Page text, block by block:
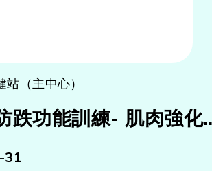
（主中心）
跌功能訓練- 肌肉強化
31